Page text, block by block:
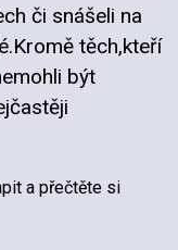
či snášeli na
těch,kteří
být
a přečtěte si